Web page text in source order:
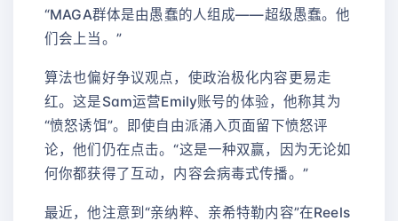
“MAGA群体是由愚蠢的人组成——超级愚蠢。他
们会上当。”
算法也偏好争议观点，使政治极化内容更易走
红。这是Sam运营Emily账号的体验，他称其为
“愤怒诱饵”。即使自由派涌入页面留下愤怒评
论，他们仍在点击。“这是一种双赢，因为无论如
何你都获得了互动，内容会病毒式传播。”
最近，他注意到“亲纳粹、亲希特勒内容”在Reels